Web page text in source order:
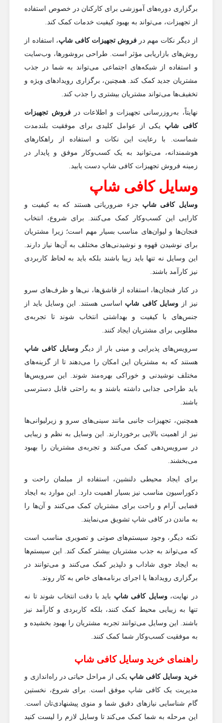
برگزاری دوره‌های آموزشی برای کارکنان در خصوص استفاده
از تجهیزات، می‌تواند به بهبود کیفیت خدمات کمک کند.
از دیگر نکات مهم در فروش تجهیزات کافی شاپ، استفاده از
روش‌های بازاریابی مؤثر است. طراحی بروشورها، وب‌سایت
و استفاده از شبکه‌های اجتماعی می‌تواند به شما در جذب
مشتریان جدید کمک کند. همچنین، برگزاری رویدادهای ویژه و
تخفیف‌ها می‌تواند مشتریان بیشتری را جذب کند.
نهایتاً، به‌روزرسانی تجهیزات و اطلاعات در
فروش تجهیزات
کافی شاپیکی از عوامل کلیدی برای موفقیت بلندمدت
شماست. با رعایت این نکات و استفاده از راهکارهای
هوشمندانه، می‌توانید به یک کسب‌وکار موفق و پایدار در
زمینه فروش تجهیزات کافی شاپ دست یابید.
وسایل کافی شاپ
وسایل کافی شاپجزء ضروریاتی هستند که به کیفیت و
کارایی این کسب‌وکار کمک می‌کنند. برای شروع، انتخاب
فنجان‌ها و لیوان‌های مناسب بسیار مهم است؛ زیرا مشتریان
برای نوشیدن قهوه و نوشیدنی‌های مختلف به آن‌ها نیاز دارند.
این وسایل نه تنها باید زیبا باشند بلکه باید به لحاظ کاربردی
نیز کارآمد باشند.
در کنار فنجان‌ها، استفاده از قاشق‌ها، نی‌ها و ظرف‌های سرو
نیز از
وسایل کافی شاپاساسی هستند. این وسایل باید از
جنس‌های با کیفیت و بهداشتی انتخاب شوند تا تجربه‌ی
مطلوبی برای مشتریان ایجاد کنند.
سرویس‌های پذیرایی و مینی بار از دیگر وسایل کافی شاپ
هستند که به مشتریان این امکان را می‌دهند تا از گزینه‌های
مختلف نوشیدنی و خوراکی بهره‌مند شوند. این سرویس‌ها
باید طراحی جذابی داشته باشند و به راحتی قابل دسترسی
باشند.
همچنین، تجهیزات جانبی مانند سینی‌های سرو و زیرلیوانی‌ها
نیز از اهمیت بالایی برخوردارند. این وسایل به نظم و زیبایی
در سرویس‌دهی کمک می‌کنند و تجربه‌ی مشتریان را بهبود
می‌بخشند.
برای ایجاد محیطی دلنشین، استفاده از مبلمان راحت و
دکوراسیون مناسب نیز بسیار اهمیت دارد. این موارد به ایجاد
فضایی آرام و راحت برای مشتریان کمک می‌کنند و آن‌ها را
به ماندن در کافی شاپ تشویق می‌نمایند.
نکته دیگر، وجود سیستم‌های صوتی و تصویری مناسب است
که می‌تواند به جذب مشتریان بیشتر کمک کند. این سیستم‌ها
به ایجاد جوی شاداب و دلپذیر کمک می‌کنند و می‌توانند در
برگزاری رویدادها یا اجرای برنامه‌های خاص به کار روند.
در نهایت،وسایل کافی شاپباید با دقت انتخاب شوند تا نه
تنها به زیبایی محیط کمک کنند، بلکه کاربردی و کارآمد نیز
باشند. این وسایل می‌توانند تجربه مشتریان را بهبود بخشیده و
به موفقیت کسب‌وکار شما کمک کنند.
راهنمای خرید وسایل کافی شاپ
خرید وسایل کافی شاپیکی از مراحل حیاتی در راه‌اندازی و
مدیریت یک کافی شاپ موفق است. برای شروع، نخستین
گام شناسایی نیازهای دقیق شما و منوی پیشنهادی‌تان است.
این مرحله به شما کمک می‌کند تا وسایل لازم را لیست کنید